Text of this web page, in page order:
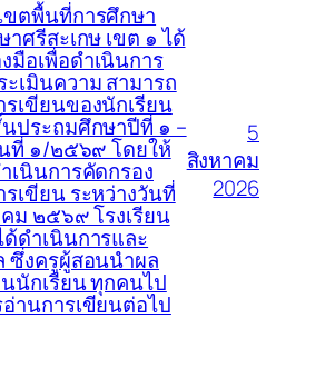
ขตพื้นที่การศึกษา
ศรีสะเกษ เขต ๑ ได้
มือเพื่อดำเนินการ
เมินความ สามารถ
รเขียนของนักเรียน
ประถมศึกษาปีที่ ๑ –
ที่ ๑/๒๕๖๙ โดยให้
เนินการคัดกรอง
เขียน ระหว่างวันที่
ม ๒๕๖๙ โรงเรียน
ดำเนินการและ
ซึ่งครูผู้สอนนำผล
นนักเรียน ทุกคนไป
านการเขียนต่อไป
5
สิงหาคม
2026